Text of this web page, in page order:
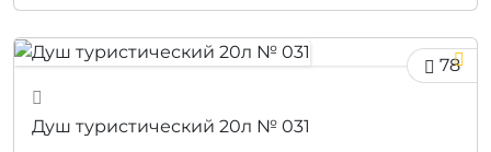
78
Душ туристический 20л № 031